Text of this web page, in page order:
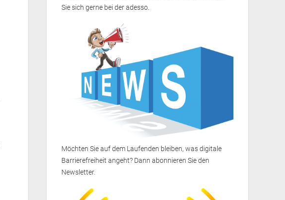
Sie sich gerne bei deradesso
Möchten Sie auf dem Laufenden bleiben, was digitale
Barrierefreiheit angeht? Dannabonnieren Sie den
Newsletter.